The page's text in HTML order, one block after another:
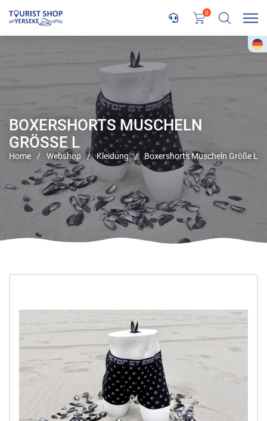
0
BOXERSHORTS MUSCHELN
GRÖSSE L
Home / Webshop / Kleidung / Boxershorts Muscheln Größe L